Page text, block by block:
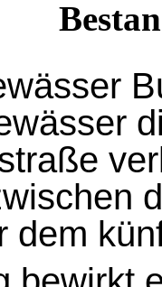
dem